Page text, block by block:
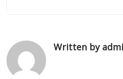
Written by